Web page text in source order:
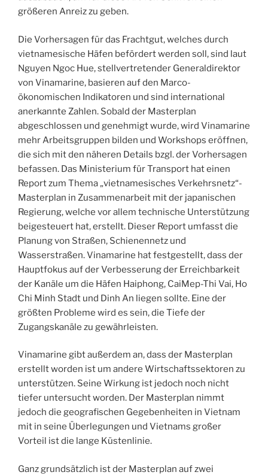
größeren Anreiz zu geben.
Die Vorhersagen für das Frachtgut, welches durch
vietnamesische Häfen befördert werden soll, sind laut
Nguyen Ngoc Hue, stellvertretender Generaldirektor
von Vinamarine, basieren auf den Marco-
ökonomischen Indikatoren und sind international
anerkannte Zahlen. Sobald der Masterplan
abgeschlossen und genehmigt wurde, wird Vinamarine
mehr Arbeitsgruppen bilden und Workshops eröffnen,
die sich mit den näheren Details bzgl. der Vorhersagen
befassen. Das Ministerium für Transport hat einen
Report zum Thema „vietnamesisches Verkehrsnetz“-
Masterplan in Zusammenarbeit mit der japanischen
Regierung, welche vor allem technische Unterstützung
beigesteuert hat, erstellt. Dieser Report umfasst die
Planung von Straßen, Schienennetz und
Wasserstraßen. Vinamarine hat festgestellt, dass der
Hauptfokus auf der Verbesserung der Erreichbarkeit
der Kanäle um die Häfen Haiphong, CaiMep-Thi Vai, Ho
Chi Minh Stadt und Dinh An liegen sollte. Eine der
größten Probleme wird es sein, die Tiefe der
Zugangskanäle zu gewährleisten.
Vinamarine gibt außerdem an, dass der Masterplan
erstellt worden ist um andere Wirtschaftssektoren zu
unterstützen. Seine Wirkung ist jedoch noch nicht
tiefer untersucht worden. Der Masterplan nimmt
jedoch die geografischen Gegebenheiten in Vietnam
mit in seine Überlegungen und Vietnams großer
Vorteil ist die lange Küstenlinie.
Ganz grundsätzlich ist der Masterplan auf zwei